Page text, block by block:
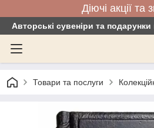
Діючі акції та
Авторські сувеніри та
Товари та послуги